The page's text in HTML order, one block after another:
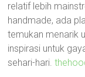
relatif lebih
handmade, ada
temukan menarik
inspirasi untuk
sehari-hari.